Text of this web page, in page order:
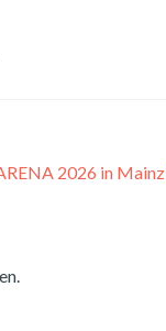
2026 in Mainz